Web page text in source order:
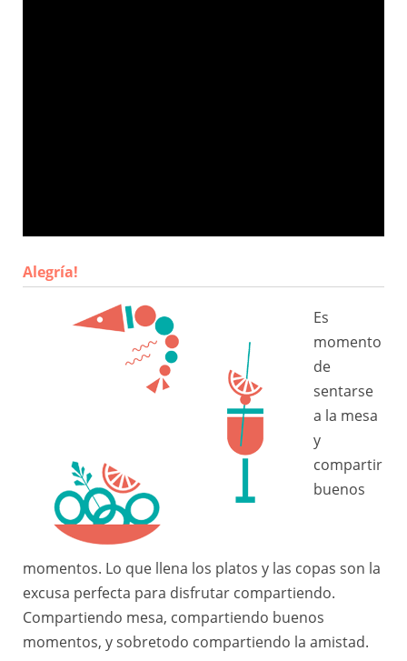
Alegría!
Es
momento
de
sentarse
a la mesa
y
compartir
buenos
momentos. Lo que llena los platos y las copas son la
excusa perfecta para disfrutar compartiendo.
Compartiendo mesa, compartiendo buenos
momentos, y sobretodo compartiendo la amistad.